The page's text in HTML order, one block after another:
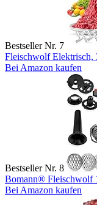
Bestseller Nr. 7
Fleischwolf Elektrisch,
Bei Amazon kaufen
Bestseller Nr. 8
Bomann® Fleischwolf
Bei Amazon kaufen